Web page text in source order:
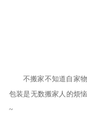
不搬家不知道自家
包装是无数搬家人的烦
~